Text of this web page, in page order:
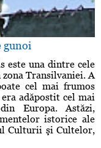
gunoi
este una dintre cele
zona Transilvaniei. A
cel mai frumos
adăpostit cel mai
Europa. Astăzi,
istorice ale
Culturii şi Cultelor,